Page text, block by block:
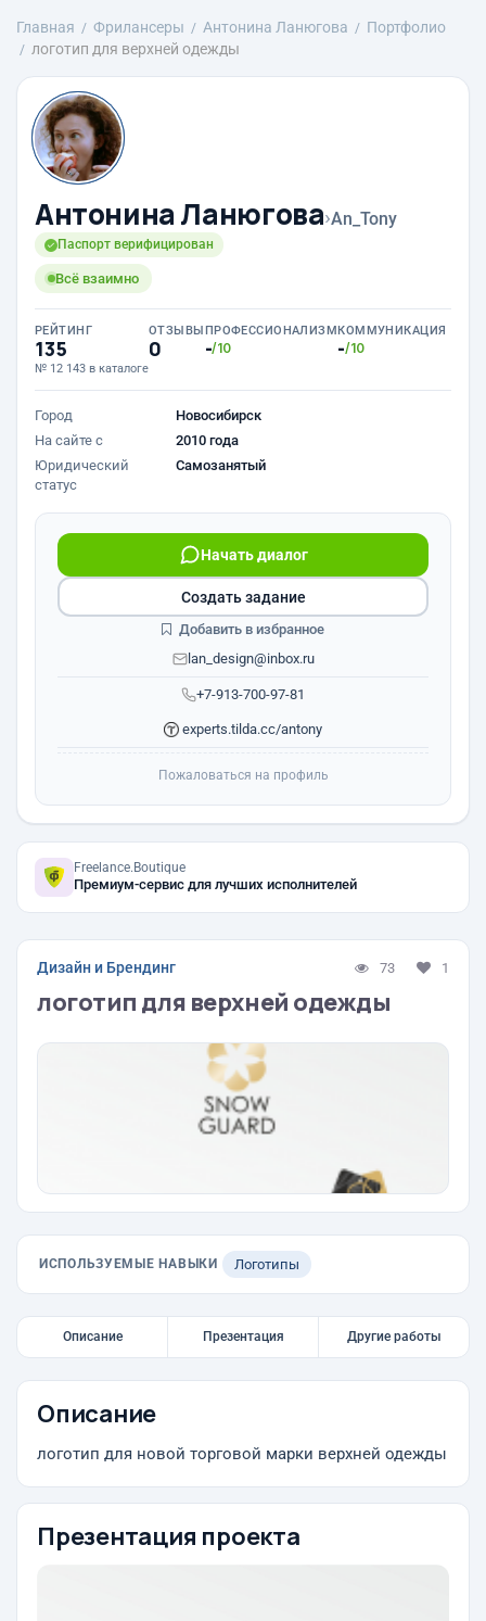
Главная Фрилансеры Антонина Ланюгова
Портфолио
логотип для верхней одежды
Антонина Ланюгова›An_Tony
Паспорт верифицирован
Всё взаимно
РЕЙТИНГ
135
№ 12 143 в каталоге
ОТЗЫВЫ
0
ПРОФЕССИОНАЛИЗМ
-/10
КОММУНИКАЦИЯ
-/10
Город
Новосибирск
На сайте с
2010 года
Юридический
статус
Самозанятый
+7-913-700-97-81
Начать диалог
lan_design@inbox.ru
experts.tilda.cc/antony
Создать задание
Добавить в избранное
Пожаловаться на профиль
Freelance.Boutique
Премиум-сервис для лучших исполнителей
Дизайн и Брендинг 73 1
логотип для верхней одежды
ИСПОЛЬЗУЕМЫЕ НАВЫКИ Логотипы
Описание Презентация Другие работы
Описание
логотип для новой торговой марки верхней одежды
Презентация проекта